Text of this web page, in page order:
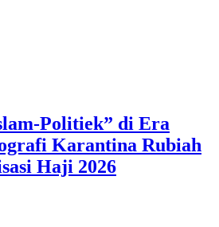
Politiek” di Era
Karantina Rubiah
Haji 2026